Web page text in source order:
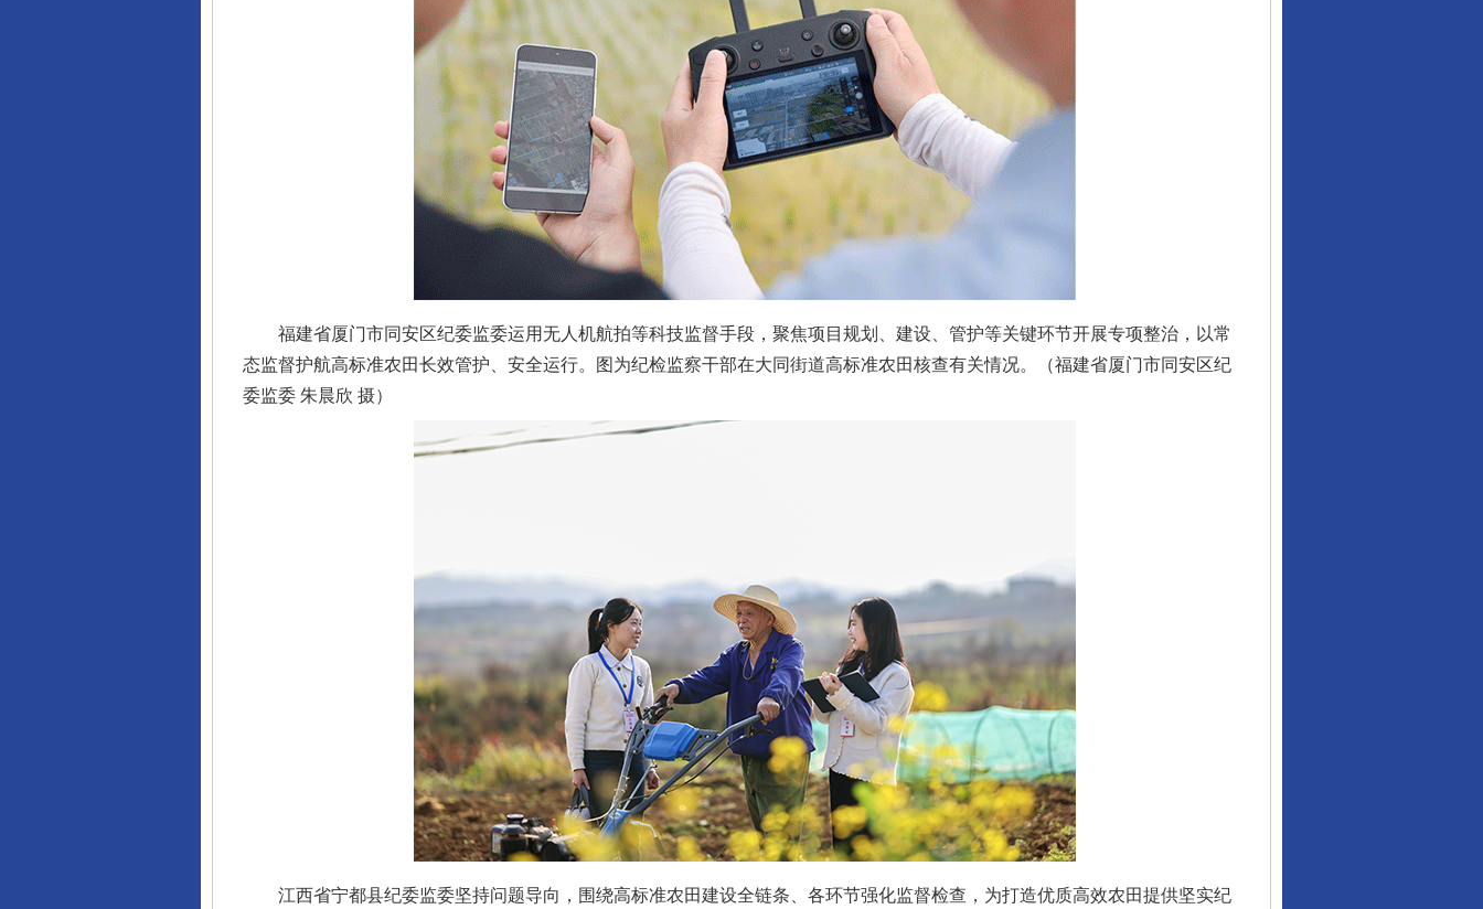
福建省厦门市同安区纪委监委运用无人机航拍等科技监督手段，聚焦项目规划、建设、管护等关键环节开展专项整治，以常
态监督护航高标准农田长效管护、安全运行。图为纪检监察干部在大同街道高标准农田核查有关情况。（福建省厦门市同安区纪
委监委 朱晨欣 摄）
江西省宁都县纪委监委坚持问题导向，围绕高标准农田建设全链条、各环节强化监督检查，为打造优质高效农田提供坚实纪